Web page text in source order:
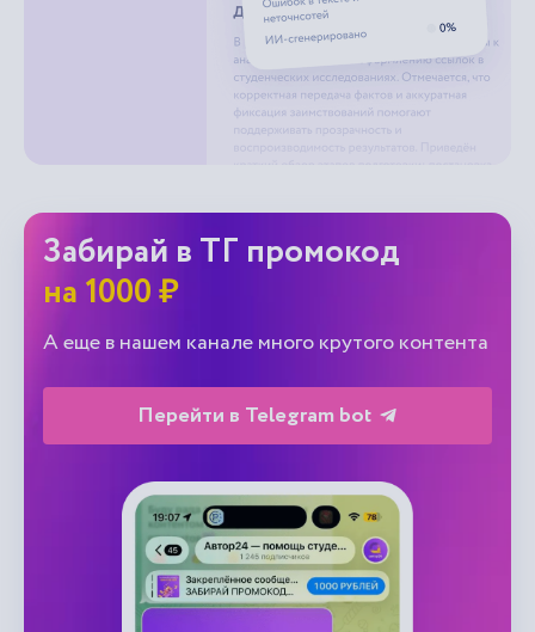
Забирай в ТГ промокод
на 1000 ₽
А еще в нашем канале много крутого контента
Перейти в Telegram bot